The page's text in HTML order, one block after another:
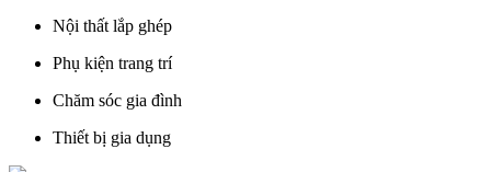
Nội thất lắp ghép
Phụ kiện trang trí
Chăm sóc gia đình
Thiết bị gia dụng